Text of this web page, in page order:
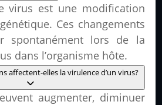
virus est une modification
Ces changements
spontanément lors de la
dans l’organisme hôte.
affectent-elles la virulence d’un virus?
augmenter, diminuer